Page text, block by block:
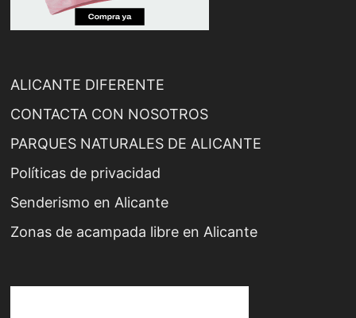
ALICANTE DIFERENTE
CONTACTA CON NOSOTROS
PARQUES NATURALES DE ALICANTE
Políticas de privacidad
Senderismo en Alicante
Zonas de acampada libre en Alicante